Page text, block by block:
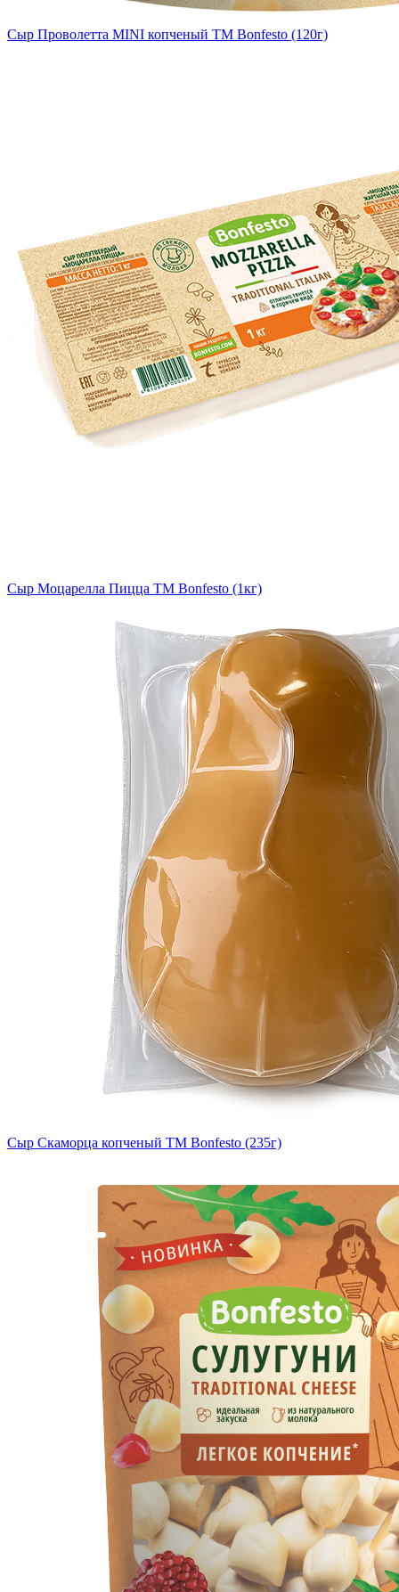
Сыр Проволетта MINI копченый TM Bonfesto (120г)
Сыр Моцарелла Пицца TM Bonfesto (1кг)
Сыр Скаморца копченый ТМ Bonfesto (235г)